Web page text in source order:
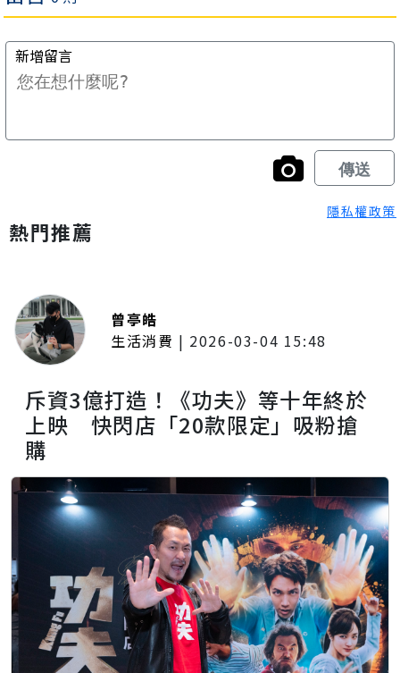
隱私權政策
熱門推薦
曾亭皓
生活消費 | 2026-03-04 15:48
斥資3億打造！《功夫》等十年終於
上映 快閃店「20款限定」吸粉搶
購